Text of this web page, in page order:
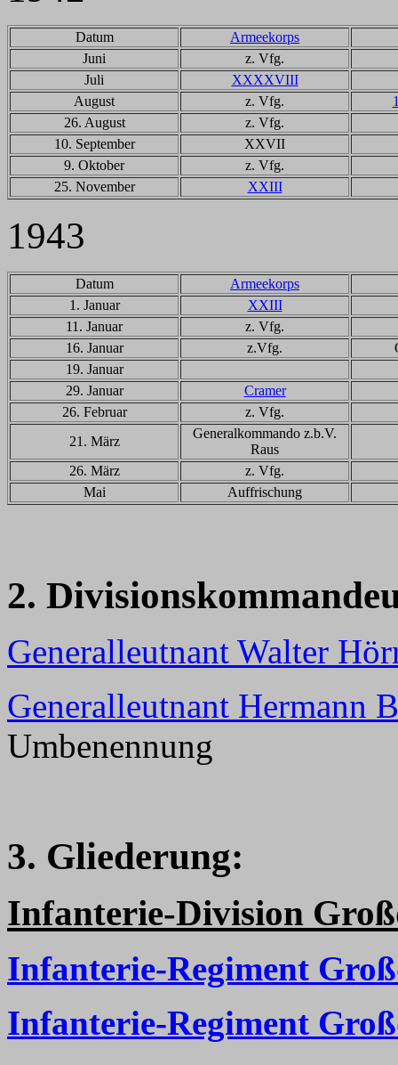
Datum
Armeekorps
Juni
z. Vfg.
Juli
XXXXVIII
August
z. Vfg.
26. August
z. Vfg.
10. September
XXVII
9. Oktober
z. Vfg.
25. November
XXIII
1943
Datum
Armeekorps
1. Januar
XXIII
11. Januar
z. Vfg.
16. Januar
z.Vfg.
19. Januar
29. Januar
Cramer
26. Februar
z. Vfg.
21. März
Generalkommando z.b.V.
Raus
26. März
z. Vfg.
Mai
Auffrischung
2.
Generalleutnant Walter
Generalleutnant Hermann
Umbenennung
3. Gliederung:
Infanterie-Division
Infanterie-Regiment
Infanterie-Regiment